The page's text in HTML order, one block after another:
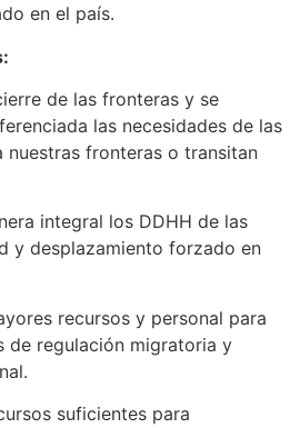
en el país.
de las fronteras y se
las necesidades de las
nuestras fronteras o transitan
integral los DDHH de las
y desplazamiento forzado en
recursos y personal para
de regulación migratoria y
suficientes para